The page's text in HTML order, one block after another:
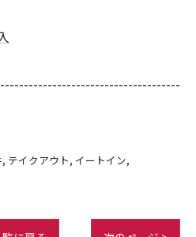
テイクアウト イートイン